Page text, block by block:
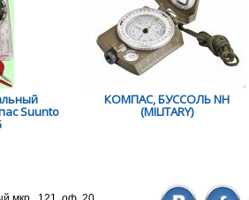
Suunto
КОМПАС, БУССОЛЬ NH
(MILITARY)